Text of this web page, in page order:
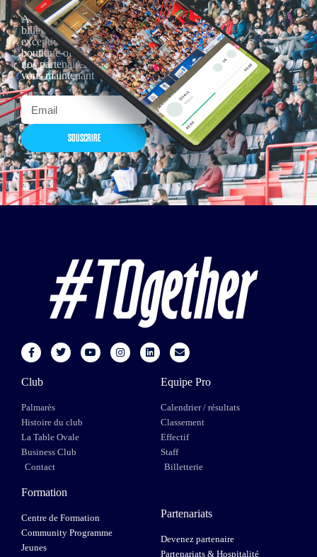
Actualités, nouveautés,
billetterie, remises
exceptionnelles dans la
boutique officielles & chez
nos partenaires… Inscrivez-
vous maintenant
SOUSCRIRE
Club
Palmarès
Histoire du club
La Table Ovale
Business Club
Contact
Equipe Pro
Calendrier / résultats
Classement
Effectif
Staff
Billetterie
Formation
Centre de Formation
Community Programme
Jeunes
Partenariats
Devenez partenaire
Partenariats & Hospitalité